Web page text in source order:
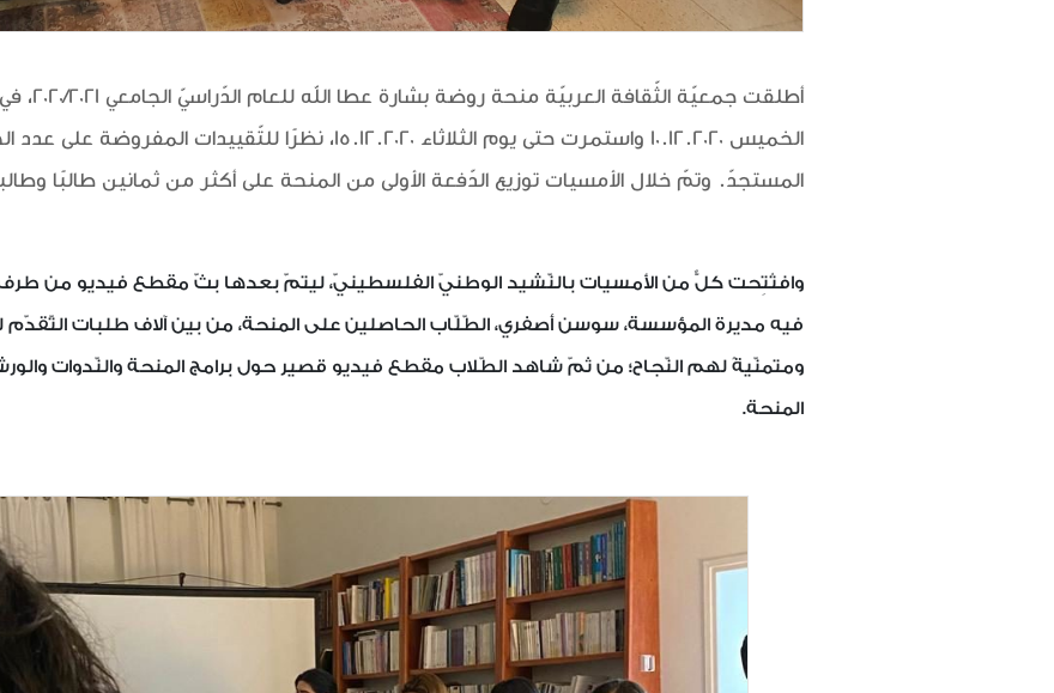
أطلقت
الخميس 10.12.2020 واستمرت حتى يوم الثلاثاء 15.12.2020، نظرًا
المستجدّ. وتمّ خلال الأمسيات توزيع الدّفعة الأولى من المنحة على أكثر من ثمانين طالبًا
وافتُتِحت كلٌّ من الأمسيات بالنّشيد الوطنيّ الفلسطينيّ، ليتمّ بعدها بثّ مقطع فيديو من
فيه مديرة المؤسسة، سوسن أصفري، الطّلّاب الحاصلين على المنحة، من بين آلاف طلبات التّقدّم
ومتمنّيةً لهم النّجاح؛ من ثمّ شاهد الطّلاب مقطع فيديو قصير حول برامج المنحة والنّدوات
المنحة.